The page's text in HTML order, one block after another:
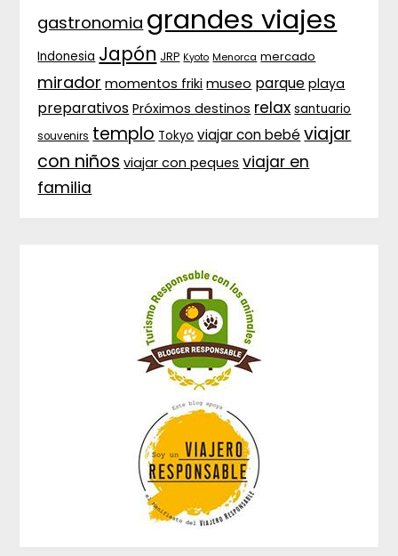
gastronomia grandes viajes
Indonesia Japón JRP Kyoto Menorca mercado
mirador momentos friki museo parque playa
preparativos Próximos destinos relax santuario
souvenirs templo Tokyo viajar con bebé viajar
con niños viajar con peques viajar en
familia